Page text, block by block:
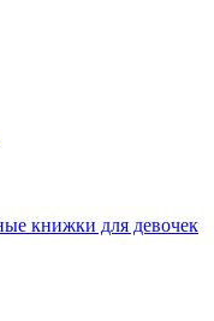
книжки для девочек